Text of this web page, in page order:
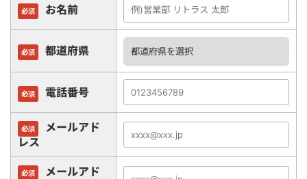
必須 お名前
必須 都道府県
必須 電話番号
必須
メールアド
レス
必須
メールアド